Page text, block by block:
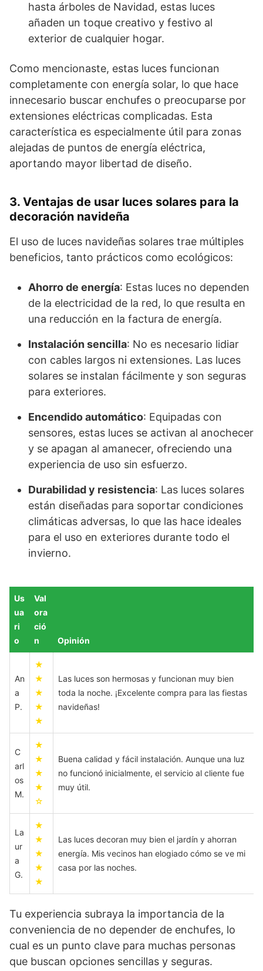
hasta árboles de Navidad, estas luces
añaden un toque creativo y festivo al
exterior de cualquier hogar.
Como mencionaste, estas luces funcionan
completamente con energía solar, lo que hace
innecesario buscar enchufes o preocuparse por
extensiones eléctricas complicadas. Esta
característica es especialmente útil para zonas
alejadas de puntos de energía eléctrica,
aportando mayor libertad de diseño.
3. Ventajas de usar luces solares para la
decoración navideña
El uso de luces navideñas solares trae múltiples
beneficios, tanto prácticos como ecológicos:
Ahorro de energía: Estas luces no dependen
de la electricidad de la red, lo que resulta en
una reducción en la factura de energía.
Instalación sencilla: No es necesario lidiar
con cables largos ni extensiones. Las luces
solares se instalan fácilmente y son seguras
para exteriores.
Encendido automático: Equipadas con
sensores, estas luces se activan al anochecer
y se apagan al amanecer, ofreciendo una
experiencia de uso sin esfuerzo.
Durabilidad y resistencia: Las luces solares
están diseñadas para soportar condiciones
climáticas adversas, lo que las hace ideales
para el uso en exteriores durante todo el
invierno.
Us
ua
ri
o
Val
ora
ció
n
Opinión
An
a
P.
★
★
★
★
★
Las luces son hermosas y funcionan muy bien
toda la noche. ¡Excelente compra para las fiestas
navideñas!
C
arl
os
M.
★
★
★
★
☆
Buena calidad y fácil instalación. Aunque una luz
no funcionó inicialmente, el servicio al cliente fue
muy útil.
La
ur
a
G.
★
★
★
★
★
Las luces decoran muy bien el jardín y ahorran
energía. Mis vecinos han elogiado cómo se ve mi
casa por las noches.
Tu experiencia subraya la importancia de la
conveniencia de no depender de enchufes, lo
cual es un punto clave para muchas personas
que buscan opciones sencillas y seguras.